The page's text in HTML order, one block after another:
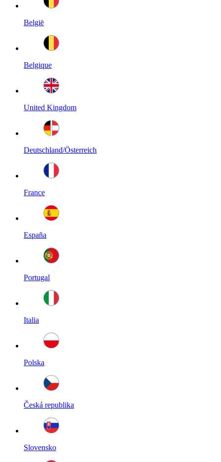
België
Belgique
United Kingdom
Deutschland/Österreich
France
España
Portugal
Italia
Polska
Česká republika
Slovensko